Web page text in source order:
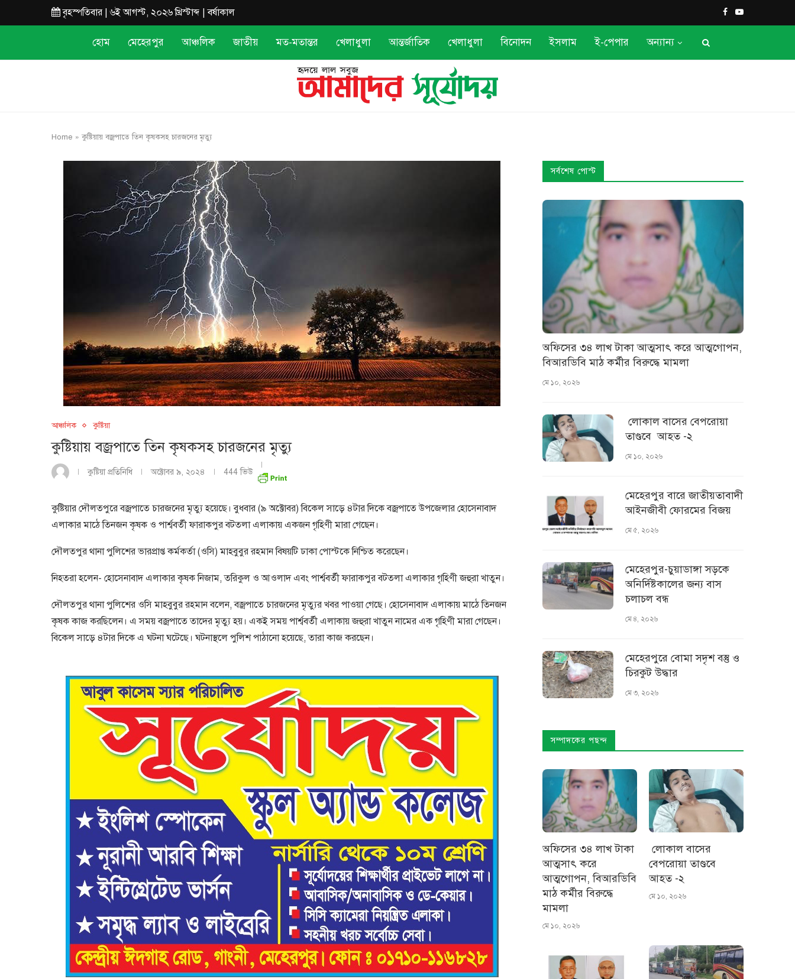
বৃহস্পতিবার | ৬ই আগস্ট, ২০২৬ খ্রিস্টাব্দ | বর্ষাকাল
হোম মেহেরপুর আঞ্চলিক জাতীয় মত-মতান্তর খেলাধুলা আন্তর্জাতিক খেলাধুলা বিনোদন ইসলাম ই-পেপার অন্যান্য
Home » কুষ্টিয়ায় বজ্রপাতে তিন কৃষকসহ চারজনের মৃত্যু
আঞ্চলিক কুষ্টিয়া
কুষ্টিয়ায় বজ্রপাতে তিন কৃষকসহ চারজনের মৃত্যু
কুষ্টিয়া প্রতিনিধি অক্টোবর ৯, ২০২৪ 444ভিউ
কুষ্টিয়ার দৌলতপুরে বজ্রপাতে চারজনের মৃত্যু হয়েছে। বুধবার (৯ অক্টোবর) বিকেল সাড়ে ৪টার দিকে বজ্রপাতে উপজেলার হোসেনাবাদ
এলাকার মাঠে তিনজন কৃষক ও পার্শ্ববর্তী ফারাকপুর বটতলা এলাকায় একজন গৃহিণী মারা গেছেন।
দৌলতপুর থানা পুলিশের ভারপ্রাপ্ত কর্মকর্তা (ওসি) মাহবুবুর রহমান বিষয়টি ঢাকা পোস্টকে নিশ্চিত করেছেন।
নিহতরা হলেন- হোসেনাবাদ এলাকার কৃষক নিজাম, তরিকুল ও আওলাদ এবং পার্শ্ববর্তী ফারাকপুর বটতলা এলাকার গৃহিণী জহুরা খাতুন।
দৌলতপুর থানা পুলিশের ওসি মাহবুবুর রহমান বলেন, বজ্রপাতে চারজনের মৃত্যুর খবর পাওয়া গেছে। হোসেনাবাদ এলাকায় মাঠে তিনজন
কৃষক কাজ করছিলেন। এ সময় বজ্রপাতে তাদের মৃত্যু হয়। একই সময় পার্শ্ববর্তী এলাকায় জহুরা খাতুন নামের এক গৃহিণী মারা গেছেন।
বিকেল সাড়ে ৪টার দিকে এ ঘটনা ঘটেছে। ঘটনাস্থলে পুলিশ পাঠানো হয়েছে, তারা কাজ করছেন।
সর্বশেষ পোস্ট
অফিসের ৩৪ লাখ টাকা আত্মসাৎ করে আত্মগোপন,
বিআরডিবি মাঠ কর্মীর বিরুদ্ধে মামলা
মে ১০, ২০২৬
লোকাল বাসের বেপরোয়া
তাণ্ডবে আহত -২
মে ১০, ২০২৬
মেহেরপুর বারে জাতীয়তাবাদী
আইনজীবী ফোরমের বিজয়
মে ৫, ২০২৬
মেহেরপুর-চুয়াডাঙ্গা সড়কে
অনির্দিষ্টকালের জন্য বাস
চলাচল বন্ধ
মে ৪, ২০২৬
মেহেরপুরে বোমা সদৃশ বস্তু ও
চিরকুট উদ্ধার
মে ৩, ২০২৬
সম্পাদকের পছন্দ
অফিসের ৩৪ লাখ টাকা
আত্মসাৎ করে
আত্মগোপন, বিআরডিবি
মাঠ কর্মীর বিরুদ্ধে
মামলা
মে ১০, ২০২৬
লোকাল বাসের
বেপরোয়া তাণ্ডবে
আহত -২
মে ১০, ২০২৬